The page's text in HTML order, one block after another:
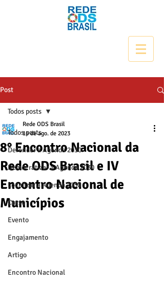
Post
Todos posts
Defender a Agenda 2030
Democratizar a Agenda 2030
Localizar a Agenda 2030
Curso
Evento
Engajamento
Artigo
Encontro Nacional
Todos posts
8° Encontro Nacional da
Rede ODS Brasil e IV
Encontro Nacional de
Municípios
Rede ODS Brasil
16 de ago. de 2023